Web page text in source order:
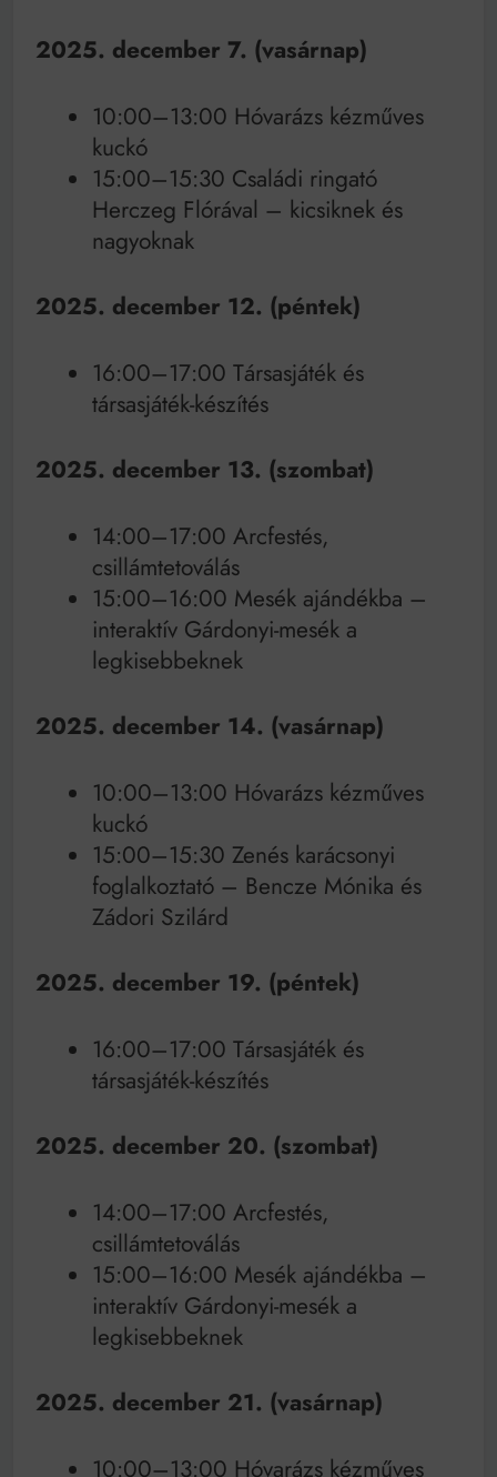
2025. december 7. (vasárnap)
10:00–13:00 Hóvarázs kézműves
kuckó
15:00–15:30 Családi ringató
Herczeg Flórával – kicsiknek és
nagyoknak
2025. december 12. (péntek)
16:00–17:00 Társasjáték és
társasjáték-készítés
2025. december 13. (szombat)
14:00–17:00 Arcfestés,
csillámtetoválás
15:00–16:00 Mesék ajándékba –
interaktív Gárdonyi-mesék a
legkisebbeknek
2025. december 14. (vasárnap)
10:00–13:00 Hóvarázs kézműves
kuckó
15:00–15:30 Zenés karácsonyi
foglalkoztató – Bencze Mónika és
Zádori Szilárd
2025. december 19. (péntek)
16:00–17:00 Társasjáték és
társasjáték-készítés
2025. december 20. (szombat)
14:00–17:00 Arcfestés,
csillámtetoválás
15:00–16:00 Mesék ajándékba –
interaktív Gárdonyi-mesék a
legkisebbeknek
2025. december 21. (vasárnap)
10:00–13:00 Hóvarázs kézműves